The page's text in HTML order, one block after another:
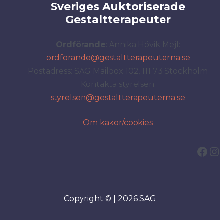
Sveriges Auktoriserade
Gestaltterapeuter
Ordförande : Annika Hövik Mejl:
ordforande@gestaltterapeuterna.se
Postadress: SAG Mailbox 102, 111 73 Stockholm
Kontakta styrelsen:
styrelsen@gestaltterapeuterna.se
Om kakor/cookies
Copyright © | 2026 SAG